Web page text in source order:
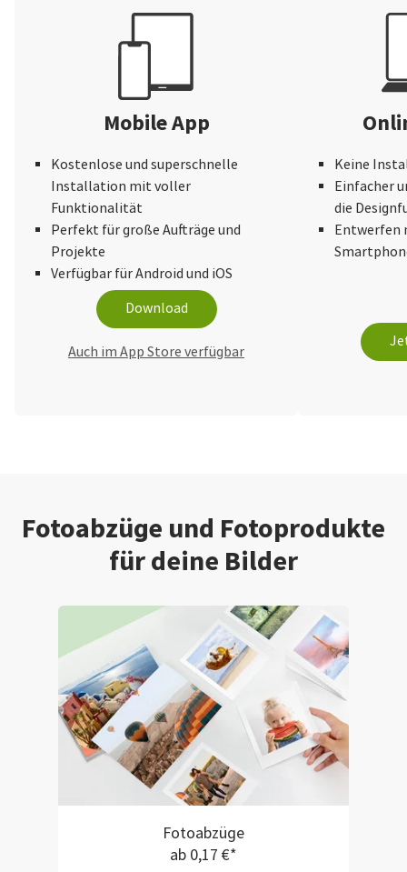
Mobile App
Kostenlose und superschnelle
Installation mit voller
Funktionalität
Perfekt für große Aufträge und
Projekte
Verfügbar für Android und iOS
Download
Auch im App Store verfügbar
Keine
Einfacher
die
Entwerfen
Fotoabzüge und Fotoprodukte
für deine Bilder
Fotoabzüge
ab 0,17 €*